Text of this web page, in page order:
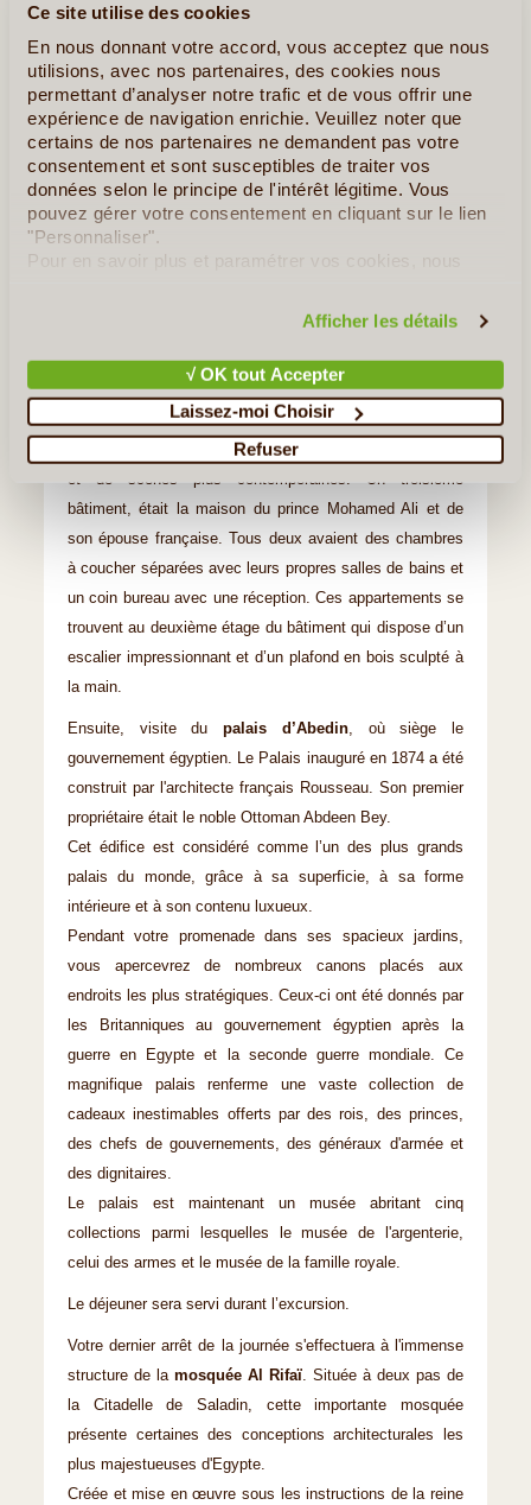
Ce site utilise des cookies
En nous donnant votre accord, vous acceptez que nous
utilisions, avec nos partenaires, des cookies nous
permettant d’analyser notre trafic et de vous offrir une
expérience de navigation enrichie. Veuillez noter que
certains de nos partenaires ne demandent pas votre
consentement et sont susceptibles de traiter vos
données selon le principe de l'intérêt légitime. Vous
pouvez gérer votre consentement en cliquant sur le lien
"Personnaliser".
Pour en savoir plus et paramétrer vos cookies, nous
Afficher les détails
√ OK tout Accepter
Laissez-moi Choisir
Refuser
poussent.
Muhammad Tawfiq qui faisait partie d'un règne datant de
la présence turque. Le Palais et le Musée accueillent
cinq bâtiments distincts, chacun ayant son propre style
inspiré de l'architecture turque.
Cette période architecturale est considérée comme une
période grandiose et très florissante dans l'histoire
égyptienne depuis la période pharaonique.
de deux pièces à l'entrée, l’une avec du marbre et des
intérieurs en céramique pour les temps chauds et l’autre
avec un intérieur en bois pour les mois d'hiver. Le second
bâtiment est une salle palatiale réservée aux visiteurs
royaux avec des peintures originales d’anciens dirigeants
et de scènes plus contemporaines. Un troisième
bâtiment, était la maison du prince Mohamed Ali et de
son épouse française. Tous deux avaient des chambres
à coucher séparées avec leurs propres salles de bains et
un coin bureau avec une réception. Ces appartements se
trouvent au deuxième étage du bâtiment qui dispose d’un
escalier impressionnant et d’un plafond en bois sculpté à
la main.
Ensuite, visite dupalais d’Abedin, où siège le
gouvernement égyptien. Le Palais inauguré en 1874 a été
construit par l'architecte français Rousseau. Son premier
propriétaire était le noble Ottoman Abdeen Bey.
Cet édifice est considéré comme l’un des plus grands
palais du monde, grâce à sa superficie, à sa forme
intérieure et à son contenu luxueux.
Pendant votre promenade dans ses spacieux jardins,
vous apercevrez de nombreux canons placés aux
endroits les plus stratégiques. Ceux-ci ont été donnés par
les Britanniques au gouvernement égyptien après la
guerre en Egypte et la seconde guerre mondiale. Ce
magnifique palais renferme une vaste collection de
cadeaux inestimables offerts par des rois, des princes,
des chefs de gouvernements, des généraux d'armée et
des dignitaires.
Le palais est maintenant un musée abritant cinq
collections parmi lesquelles le musée de l'argenterie,
celui des armes et le musée de la famille royale.
Le déjeuner sera servi durant l’excursion.
Votre dernier arrêt de la journée s'effectuera à l'immense
structure de la mosquée Al Rifaï. Située à deux pas de
la Citadelle de Saladin, cette importante mosquée
présente certaines des conceptions architecturales les
plus majestueuses d'Egypte.
Créée et mise en œuvre sous les instructions de la reine